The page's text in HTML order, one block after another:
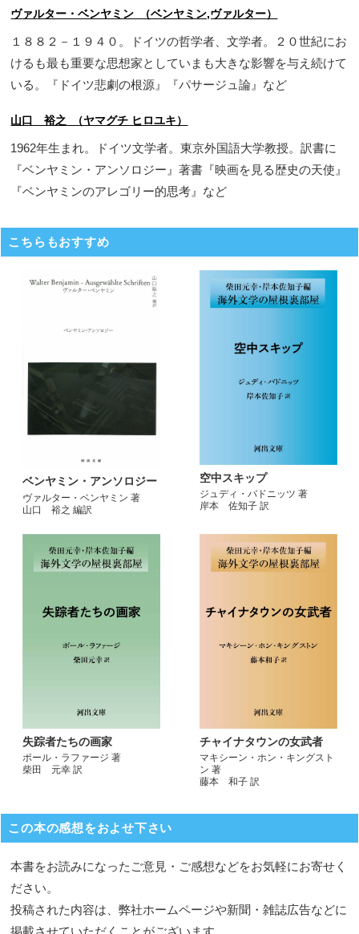
ヴァルター・ベンヤミン （ベンヤミン,ヴァルター）
１８８２－１９４０。ドイツの哲学者、文学者。２０世紀にお
けるも最も重要な思想家としていまも大きな影響を与え続けて
いる。『ドイツ悲劇の根源』『パサージュ論』など
山口 裕之 （ヤマグチ ヒロユキ）
1962年生まれ。ドイツ文学者。東京外国語大学教授。訳書に
『ベンヤミン・アンソロジー』著書『映画を見る歴史の天使』
『ベンヤミンのアレゴリー的思考』など
こちらもおすすめ
ベンヤミン・アンソロジー
ヴァルター・ベンヤミン 著
山口 裕之 編訳
空中スキップ
ジュディ・バドニッツ 著
岸本 佐知子 訳
失踪者たちの画家
ポール・ラファージ 著
柴田 元幸 訳
チャイナタウンの女武者
マキシーン・ホン・キングスト
ン 著
藤本 和子 訳
この本の感想をおよせ下さい
本書をお読みになったご意見・ご感想などをお気軽にお寄せく
ださい。
投稿された内容は、弊社ホームページや新聞・雑誌広告などに